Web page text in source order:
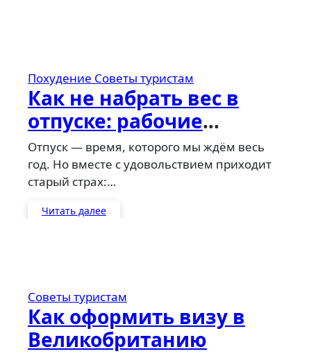
Похудение Советы туристам
Как не набрать вес в
отпуске: рабочие
лайфхаки для стройной
фигуры
Отпуск — время, которого мы ждём весь
год. Но вместе с удовольствием приходит
старый страх:…
Читать далее
Советы туристам
Как оформить визу в
Великобританию